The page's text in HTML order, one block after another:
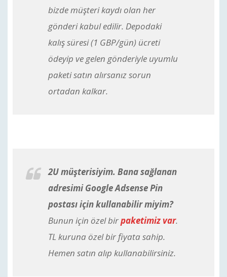
bizde müşteri kaydı olan her
gönderi kabul edilir. Depodaki
kalış süresi (1 GBP/gün) ücreti
ödeyip ve gelen gönderiyle uyumlu
paketi satın alırsanız sorun
ortadan kalkar.
2U müşterisiyim. Bana sağlanan
adresimi Google Adsense Pin
postası için kullanabilir miyim?
Bunun için özel birpaketimiz var.
TL kuruna özel bir fiyata sahip.
Hemen satın alıp kullanabilirsiniz.